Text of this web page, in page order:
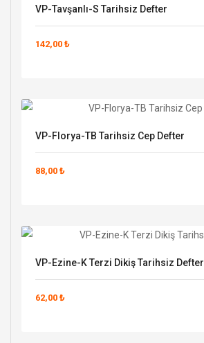
VP-Tavşanlı-S Tarihsiz Defter
142,00 ₺
VP-Florya-TB Tarihsiz Cep Defter
88,00 ₺
VP-Ezine-K Terzi Dikiş Tarihsiz Defter
62,00 ₺